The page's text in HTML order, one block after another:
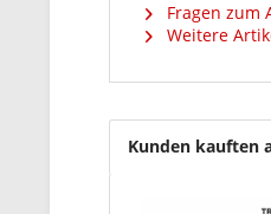
Fragen zum
Weitere
Kunden kauften